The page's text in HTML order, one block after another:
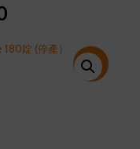
Current
is:
特價!